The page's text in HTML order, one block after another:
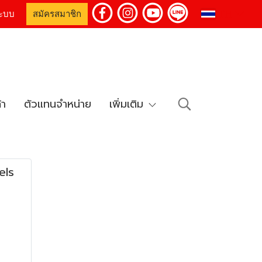
บบ สมัครสมาชิก
ตัวแทนจำหน่าย เพิ่มเติม